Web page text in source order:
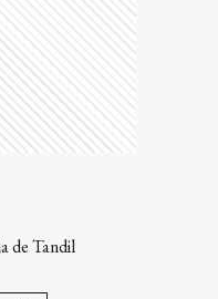
de Tandil